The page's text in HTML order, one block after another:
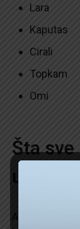
Lara
Kaputas
Cirali
Topkam
Omi
Šta
u
Ako vam